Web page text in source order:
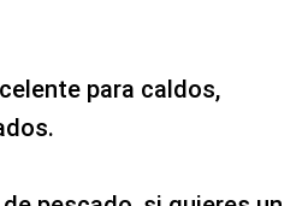
para caldos,